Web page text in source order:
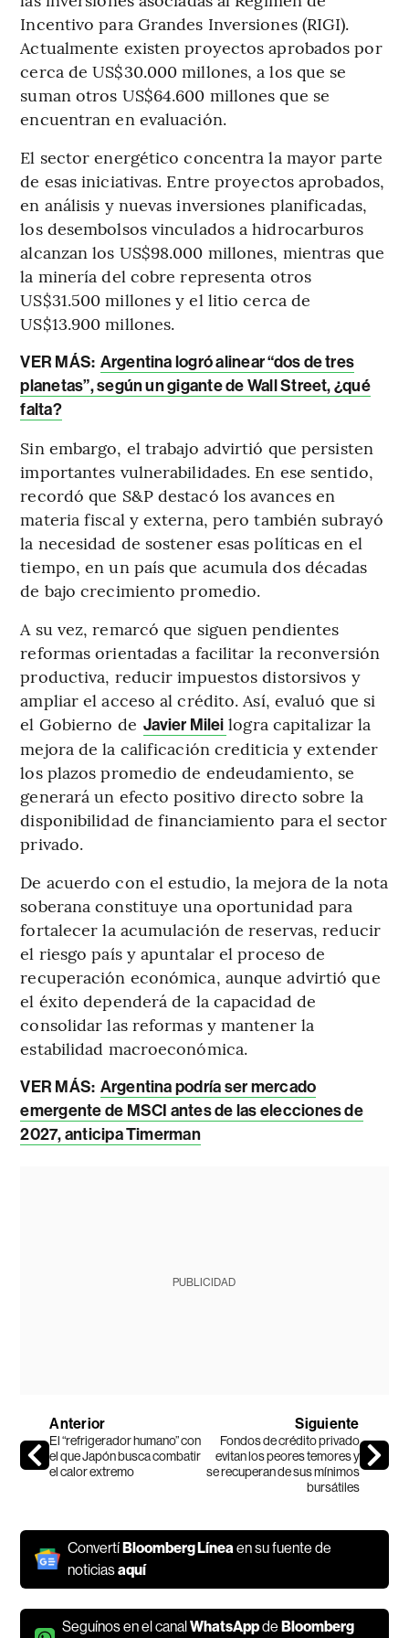
Incentivo para Grandes Inversiones (RIGI).
Actualmente existen proyectos aprobados por
cerca de US$30.000 millones, a los que se
suman otros US$64.600 millones que se
encuentran en evaluación.
El sector energético concentra la mayor parte
de esas iniciativas. Entre proyectos aprobados,
en análisis y nuevas inversiones planificadas,
los desembolsos vinculados a hidrocarburos
alcanzan los US$98.000 millones, mientras que
la minería del cobre representa otros
US$31.500 millones y el litio cerca de
US$13.900 millones.
VER MÁS: Argentina logró alinear “dos de tres
planetas”, según un gigante de Wall Street, ¿qué
falta?
Sin embargo, el trabajo advirtió que persisten
importantes vulnerabilidades. En ese sentido,
recordó que S&P destacó los avances en
materia fiscal y externa, pero también subrayó
la necesidad de sostener esas políticas en el
tiempo, en un país que acumula dos décadas
de bajo crecimiento promedio.
A su vez, remarcó que siguen pendientes
reformas orientadas a facilitar la reconversión
productiva, reducir impuestos distorsivos y
ampliar el acceso al crédito. Así, evaluó que si
el Gobierno de Javier Milei logra capitalizar la
mejora de la calificación crediticia y extender
los plazos promedio de endeudamiento, se
generará un efecto positivo directo sobre la
disponibilidad de financiamiento para el sector
privado.
De acuerdo con el estudio, la mejora de la nota
soberana constituye una oportunidad para
fortalecer la acumulación de reservas, reducir
el riesgo país y apuntalar el proceso de
recuperación económica, aunque advirtió que
el éxito dependerá de la capacidad de
consolidar las reformas y mantener la
estabilidad macroeconómica.
VER MÁS: Argentina podría ser mercado
emergente de MSCI antes de las elecciones de
2027, anticipa Timerman
PUBLICIDAD
Anterior
El “refrigerador humano” con
el que Japón busca combatir
el calor extremo
Siguiente
Fondos de crédito privado
evitan los peores temores y
se recuperan de sus mínimos
bursátiles
ConvertíBloomberg Línea en su fuente de
noticiasaquí
Seguínos en el canalWhatsAppdeBloomberg